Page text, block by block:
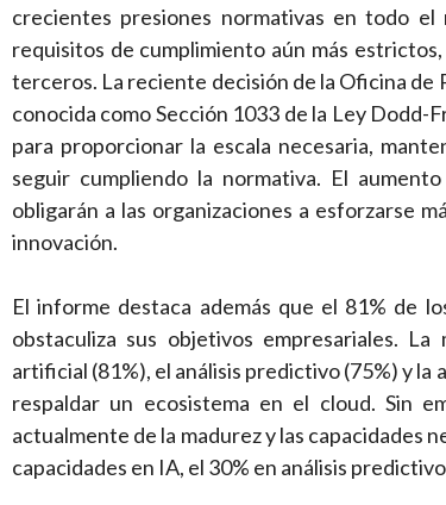
crecientes presiones normativas en todo
requisitos de cumplimiento aún más
terceros. La reciente decisión de la Oficina de
conocida como Sección 1033 de la Ley
para proporcionar la escala necesaria,
seguir cumpliendo la normativa. El
obligarán a las organizaciones a esforzarse
innovación.
El informe destaca además que el 81% de
obstaculiza sus objetivos empresariales.
artificial (81%), el análisis predictivo (75%) y
respaldar un ecosistema en el cloud. Sin
actualmente de la madurez y las capacidades
capacidades en IA, el 30% en análisis